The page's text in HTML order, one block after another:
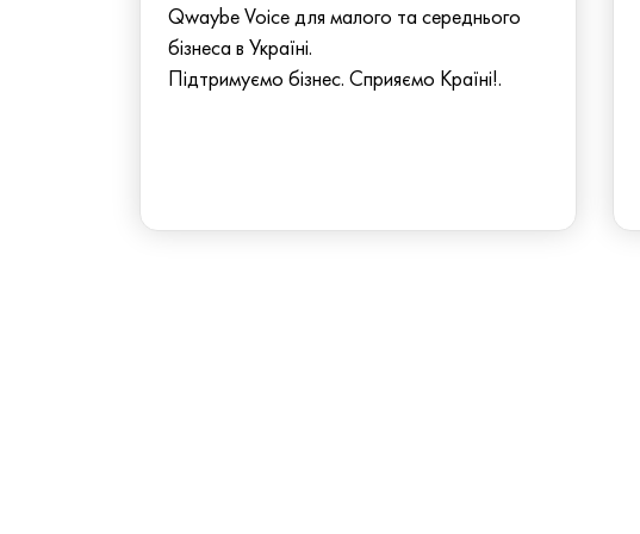
Qwaybe Voice для малого та середнього
бізнеса в Україні.
Підтримуємо бізнес. Сприяємо Країні!.